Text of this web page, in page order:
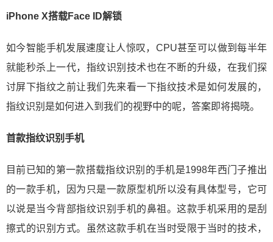
iPhone X搭载Face ID解锁
如今智能手机发展速度让人惊叹，CPU甚至可以做到每半年
就能秒杀上一代，指纹识别技术也在不断的升级，在我们探
讨屏下指纹之前让我们先来看一下指纹技术是如何发展的，
指纹识别是如何进入到我们的视野中的呢，答案即将揭晓。
首款指纹识别手机
目前已知的第一款搭载指纹识别的手机是1998年西门子推出
的一款手机，因为只是一款原型机所以没有具体型号，它可
以说是当今背部指纹识别手机的鼻祖。这款手机采用的是刮
擦式的识别方式。虽然这款手机在当时受限于当时的技术，